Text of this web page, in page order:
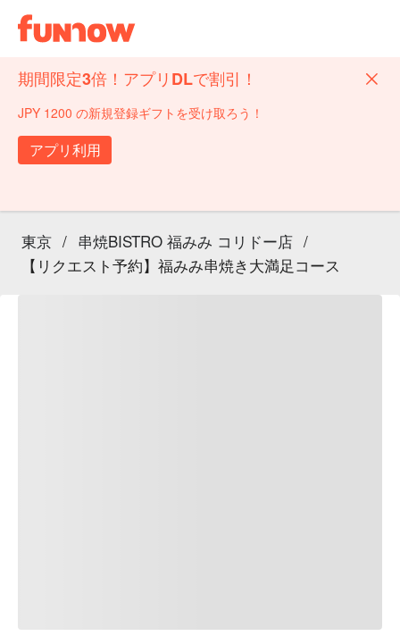
期間限定3倍！アプリDLで割引！
JPY 1200 の新規登録ギフトを受け取ろう！
アプリ利用
東京 / 串焼BISTRO 福みみ コリドー店 /
【リクエスト予約】福みみ串焼き大満足コース